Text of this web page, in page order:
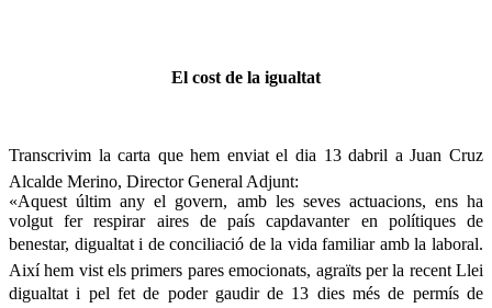
El cost de la igualtat
Transcrivim la carta que hem enviat el dia 13 dabril a Juan Cruz
Alcalde Merino, Director General Adjunt:
«Aquest últim any el govern, amb les seves actuacions, ens ha
volgut fer respirar aires de país capdavanter en polítiques de
benestar, digualtat i de conciliació de la vida familiar amb la laboral.
Així hem vist els primers pares emocionats, agraïts per la recent Llei
digualtat i pel fet de poder gaudir de 13 dies més de permís de